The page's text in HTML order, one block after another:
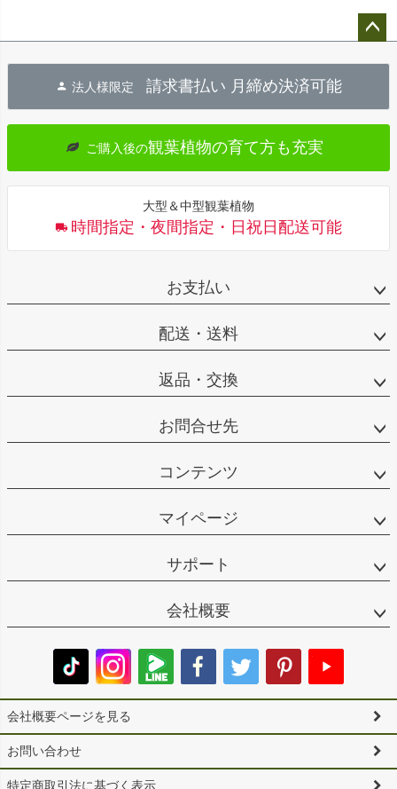
へ
法人様限定 請求書払い 月締め決済可能
ご購入後の観葉植物の育て方も充実
大型＆中型観葉植物
時間指定・夜間指定・日祝日配送可能
お支払い
配送・送料
返品・交換
お問合せ先
コンテンツ
マイページ
サポート
会社概要
会社概要ページを見る
お問い合わせ
特定商取引法に基づく表示